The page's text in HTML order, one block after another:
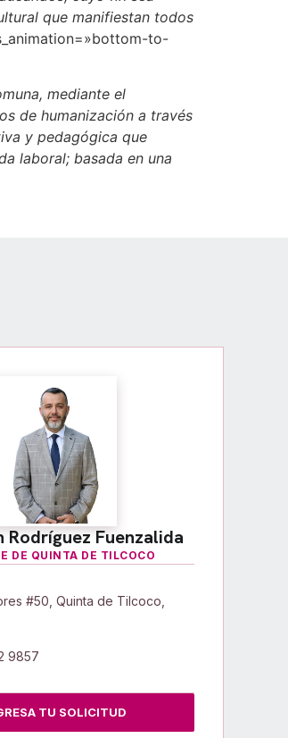
que manifiestan todos
to-
mediante el
de humanización a través
y pedagógica que
laboral; basada en una
Rodríguez Fuenzalida
DE QUINTA DE TILCOCO
#50, Quinta de Tilcoco,
9857
TU SOLICITUD